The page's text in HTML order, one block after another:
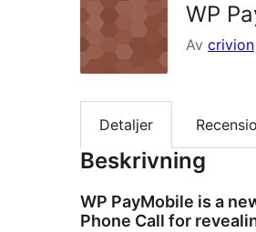
WP
Av crivion
Detaljer
Beskrivning
WP PayMobile is a
Phone Call for